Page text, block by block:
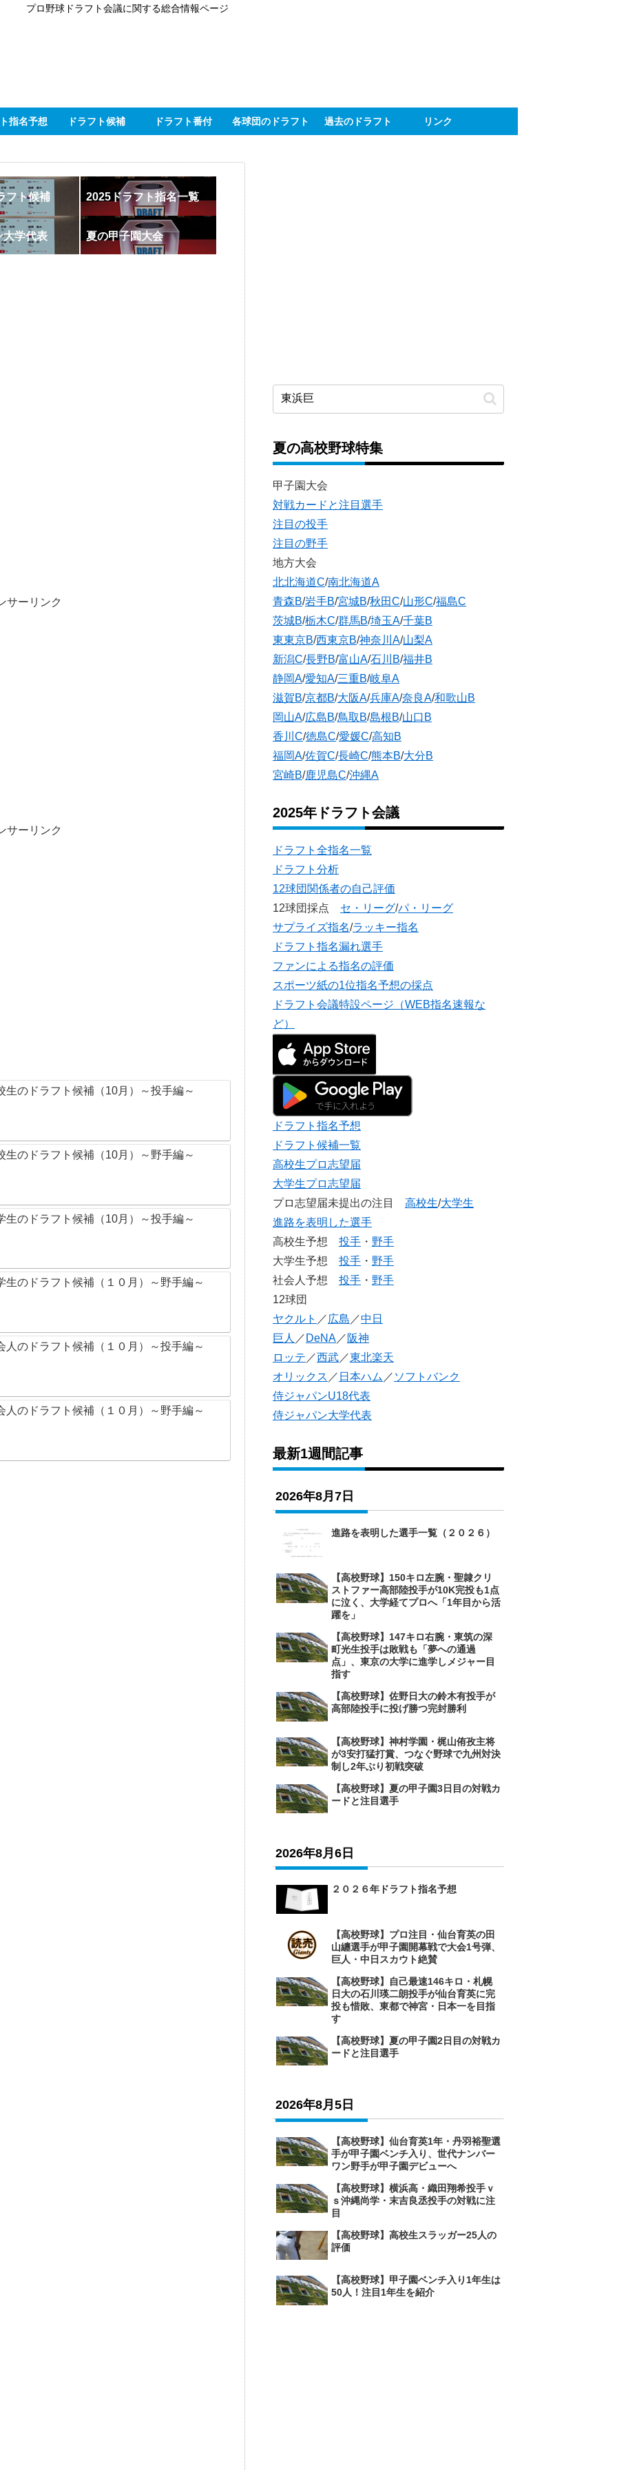
プロ野球ドラフト会議に関する総合情報ページ
指名予想 ドラフト候補 ドラフト番付 各球団のドラフト 過去のドラフト リンク
フト候補 2025ドラフト指名一覧
大学代表 夏の甲子園大会
サーリンク
サーリンク
生のドラフト候補（10月）～投手編～
生のドラフト候補（10月）～野手編～
生のドラフト候補（10月）～投手編～
生のドラフト候補（１０月）～野手編～
人のドラフト候補（１０月）～投手編～
人のドラフト候補（１０月）～野手編～
夏の高校野球特集
甲子園大会
対戦カードと注目選手
注目の投手
注目の野手
地方大会
北北海道C/南北海道A
青森B/岩手B/宮城B/秋田C/山形C/福島C
茨城B/栃木C/群馬B/埼玉A/千葉B
東東京B/西東京B/神奈川A/山梨A
新潟C/長野B/富山A/石川B/福井B
静岡A/愛知A/三重B/岐阜A
滋賀B/京都B/大阪A/兵庫A/奈良A/和歌山B
岡山A/広島B/鳥取B/島根B/山口B
香川C/徳島C/愛媛C/高知B
福岡A/佐賀C/長崎C/熊本B/大分B
宮崎B/鹿児島C/沖縄A
2025年ドラフト会議
ドラフト全指名一覧
ドラフト分析
12球団関係者の自己評価
12球団採点 セ・リーグ/パ・リーグ
サプライズ指名/ラッキー指名
ドラフト指名漏れ選手
ファンによる指名の評価
スポーツ紙の1位指名予想の採点
ドラフト会議特設ページ（WEB指名速報な
ど）
ドラフト指名予想
ドラフト候補一覧
高校生プロ志望届
大学生プロ志望届
プロ志望届未提出の注目 高校生/大学生
進路を表明した選手
高校生予想 投手 ・ 野手
大学生予想 投手 ・ 野手
社会人予想 投手 ・ 野手
12球団
ヤクルト ／ 広島 ／中日
巨人 ／ DeNA ／ 阪神
ロッテ ／西武 ／東北楽天
オリックス ／ 日本ハム ／ ソフトバンク
侍ジャパンU18代表
侍ジャパン大学代表
最新1週間記事
2026年8月7日
進路を表明した選手一覧（２０２６）
【高校野球】150キロ左腕・聖隷クリ
ストファー高部陸投手が10K完投も1点
に泣く、大学経てプロへ「1年目から活
躍を」
【高校野球】147キロ右腕・東筑の深
町光生投手は敗戦も「夢への通過
点」、東京の大学に進学しメジャー目
指す
【高校野球】佐野日大の鈴木有投手が
高部陸投手に投げ勝つ完封勝利
【高校野球】神村学園・梶山侑孜主将
が3安打猛打賞、つなぐ野球で九州対決
制し2年ぶり初戦突破
【高校野球】夏の甲子園3日目の対戦カ
ードと注目選手
2026年8月6日
２０２６年ドラフト指名予想
【高校野球】プロ注目・仙台育英の田
山纏選手が甲子園開幕戦で大会1号弾、
巨人・中日スカウト絶賛
【高校野球】自己最速146キロ・札幌
日大の石川瑛二朗投手が仙台育英に完
投も惜敗、東都で神宮・日本一を目指
す
【高校野球】夏の甲子園2日目の対戦カ
ードと注目選手
2026年8月5日
【高校野球】仙台育英1年・丹羽裕聖選
手が甲子園ベンチ入り、世代ナンバー
ワン野手が甲子園デビューへ
【高校野球】横浜高・織田翔希投手ｖ
ｓ沖縄尚学・末吉良丞投手の対戦に注
目
【高校野球】高校生スラッガー25人の
評価
【高校野球】甲子園ベンチ入り1年生は
50人！注目1年生を紹介